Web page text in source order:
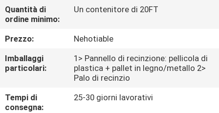
CONTROLLO
DI
QUALITÀ
CONTATTICI
RICHIEDA
Quantità di
ordine minimo:
Un contenitore di 20FT
Prezzo:
Nehotiable
Imballaggi
particolari:
1> Pannello di recinzione: pellicola di
plastica + pallet in legno/metallo 2>
Palo di recinzio
Tempi di
consegna:
25-30 giorni lavorativi